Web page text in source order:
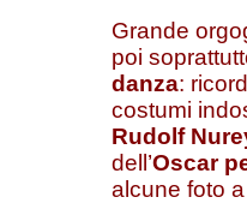
Grande
poi
danza:
costumi
Rudolf
dell’Oscar
alcune foto